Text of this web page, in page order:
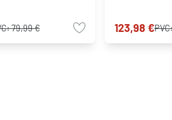
79,99 € 123,98 €